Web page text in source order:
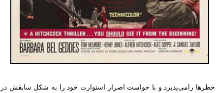
رامی‌پذیرد و با خواست اصرار استوارت خود را به شکل سابقش در